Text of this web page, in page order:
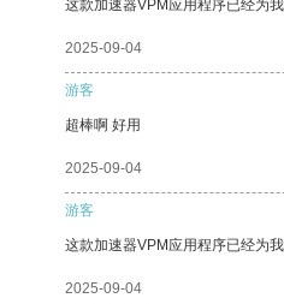
这款加速器VPM应用程序已经为
2025-09-04
游客
超棒啊 好用
2025-09-04
游客
这款加速器VPM应用程序已经为
2025-09-04